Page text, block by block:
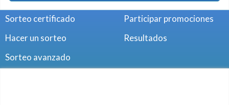
Sorteo certificado
Hacer un sorteo
Sorteo avanzado
Participar promociones
Resultados